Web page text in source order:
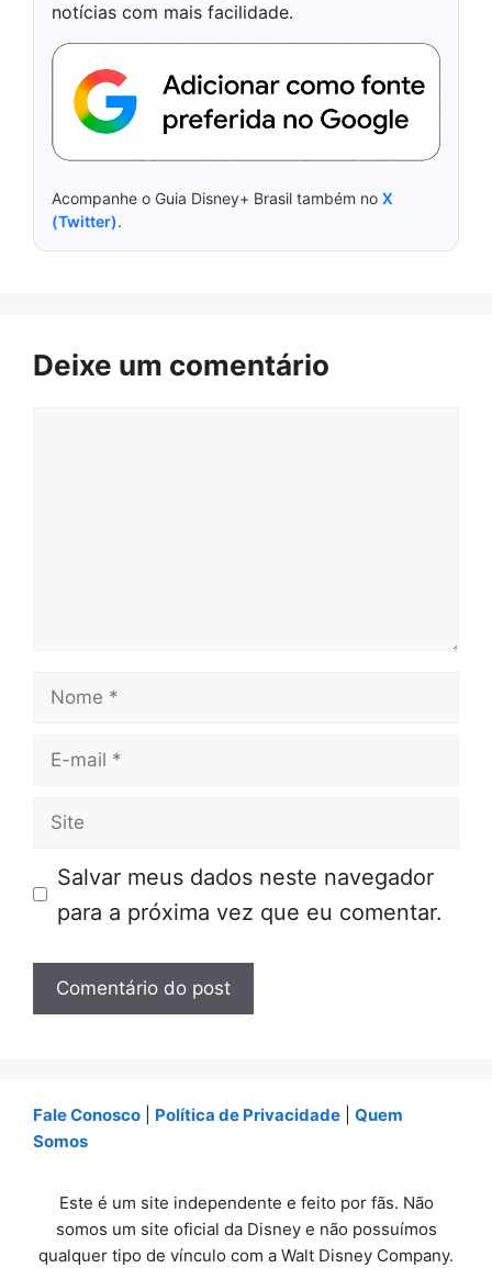
notícias com mais facilidade.
Acompanhe o Guia Disney+ Brasil também no X
(Twitter).
Deixe um comentário
Nome
E-
Site
Salvar meus dados neste navegador
para a próxima vez que eu comentar.
Fale Conosco Política de Privacidade
Quem
Somos
Este é um site independente e feito por fãs. Não
somos um site oficial da Disney e não possuímos
qualquer tipo de vínculo com a Walt Disney Company.